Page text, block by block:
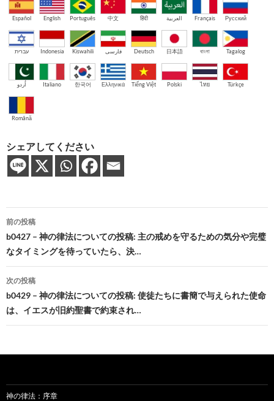
Español English Português 中文 हिंदी العربية Français Русский
עברית Indonesia Kiswahili فارسی Deutsch 日本語 বাংলা Tagalog
اُردو Italiano 한국어 Ελληνικά Tiếng Việt Polski ไทย Türkçe
Română
シェアしてください
投
稿
ナ
ビ
ゲ
ー
ン
前の投稿
b0427 – 神の律法についての投稿: 主の戒めを守るための気分や完璧
なタイミングを待っていたら、決…
次の投稿
b0429 – 神の律法についての投稿: 使徒たちに書簡で与えられた使命
は、イエスが旧約聖書で約束され…
神の律法：序章